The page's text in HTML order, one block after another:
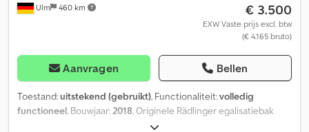
Ulm 460 km € 3.500
EXW Vaste prijs excl. btw
(€ 4.165 bruto)
Aanvragen Bellen
Toestand:uitstekend (gebruikt), Functionaliteit:volledig
functioneel, Bouwjaar:2018, Originele Rädlinger egalisatiebak
voor graafmachines van 19-23 ton Dodpfxexb Ukdo An Ejkr